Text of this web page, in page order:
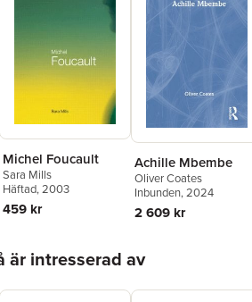
Michel Foucault
Sara Mills
Häftad, 2003
459 kr
Achille Mbembe
Oliver Coates
Inbunden, 2024
2 609 kr
är intresserad av